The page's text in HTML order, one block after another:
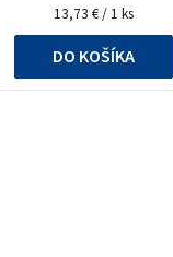
Jednotková
cena:
13,73 € / 1 ks
DO KOŠÍKA